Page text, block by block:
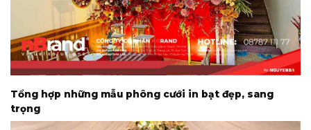
Tổng hợp những mẫu phông cưới in bạt đẹp, sang
trọng